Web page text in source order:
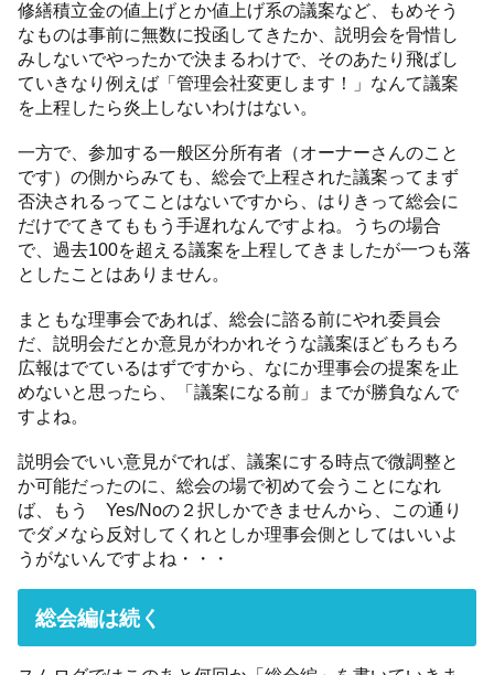
修繕積立金の値上げとか値上げ系の議案など、もめそう
なものは事前に無数に投函してきたか、説明会を骨惜し
みしないでやったかで決まるわけで、そのあたり飛ばし
ていきなり例えば「管理会社変更します！」なんて議案
を上程したら炎上しないわけはない。
一方で、参加する一般区分所有者（オーナーさんのこと
です）の側からみても、総会で上程された議案ってまず
否決されるってことはないですから、はりきって総会に
だけでてきてももう手遅れなんですよね。うちの場合
で、過去100を超える議案を上程してきましたが一つも落
としたことはありません。
まともな理事会であれば、総会に諮る前にやれ委員会
だ、説明会だとか意見がわかれそうな議案ほどもろもろ
広報はでているはずですから、なにか理事会の提案を止
めないと思ったら、「議案になる前」までが勝負なんで
すよね。
説明会でいい意見がでれば、議案にする時点で微調整と
か可能だったのに、総会の場で初めて会うことになれ
ば、もう Yes/Noの２択しかできませんから、この通り
でダメなら反対してくれとしか理事会側としてはいいよ
うがないんですよね・・・
総会編は続く